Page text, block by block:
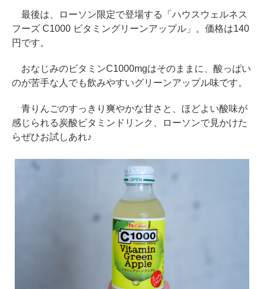
最後は、ローソン限定で登場する「ハウスウェルネス
フーズ C1000 ビタミングリーンアップル」。価格は140
円です。
おなじみのビタミンC1000mgはそのままに、酸っぱい
のが苦手な人でも飲みやすいグリーンアップル味です。
青りんごのすっきり爽やかな甘さと、ほどよい酸味が
感じられる炭酸ビタミンドリンク、ローソンで見かけた
らぜひお試しあれ♪